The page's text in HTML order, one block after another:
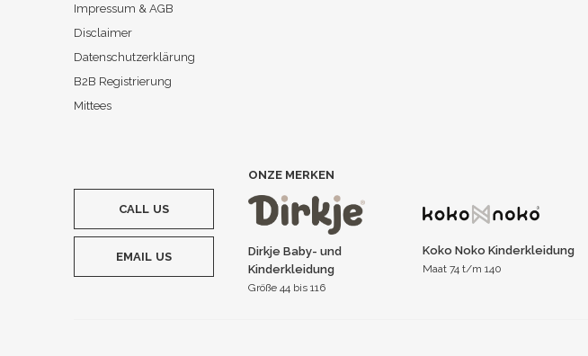
Impressum & AGB
Disclaimer
Datenschutzerklärung
B2B Registrierung
Mittees
CALL US
EMAIL US
ONZE MERKEN
Dirkje Baby- und
Kinderkleidung
Größe 44 bis 116
Koko Noko Kinderkleidung
Maat 74 t/m 140